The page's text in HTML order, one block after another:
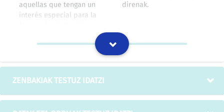
aquellas que tengan un
interés especial para la
direnak.
IZOko itzulpen-memoria
el trabajo y la preparación
qué, cuándo y cómo filmar.
prestaketa: zer, noiz eta
ZENBAKIAK TESTUZ IDATZI